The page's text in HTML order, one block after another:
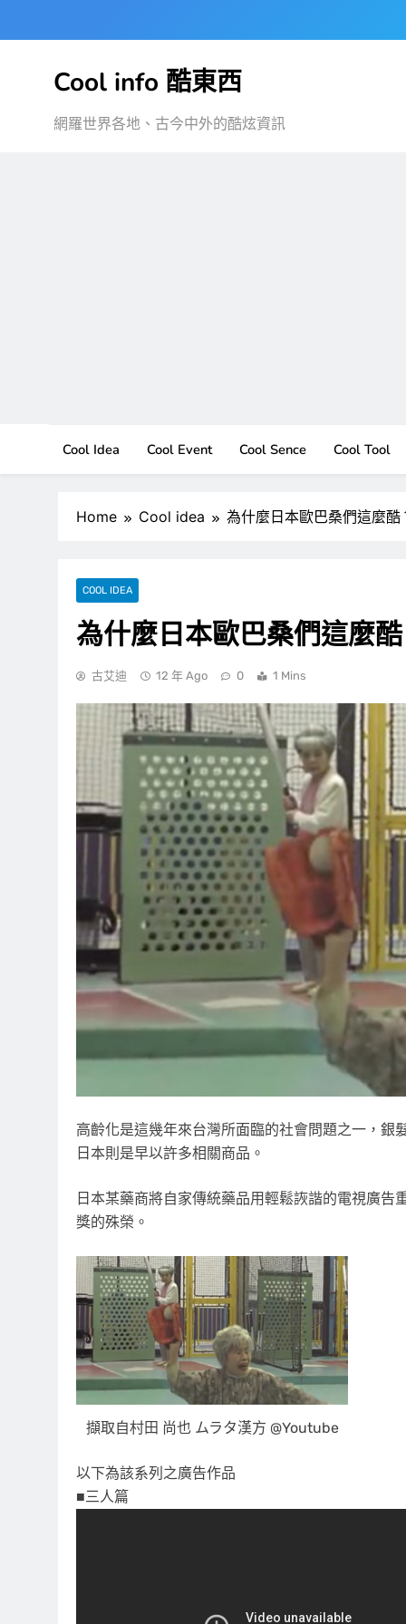
Cool info 酷東西
網羅世界各地、古今中外的酷炫資訊
Cool Idea Cool Event Cool Sence Cool Tool
Home Cool idea 為什麼日本歐巴桑們這麼
COOL IDEA
為什麼日本歐巴桑們這麼
古艾迪 12 年 Ago 0 1 Mins
高齡化是這幾年來台灣所面臨的社會問題之一，
日本則是早以許多相關商品。
日本某藥商將自家傳統藥品用輕鬆詼諧的電視廣
獎的殊榮。
擷取自村田 尚也 ムラタ漢方 @Youtube
以下為該系列之廣告作品
■三人篇